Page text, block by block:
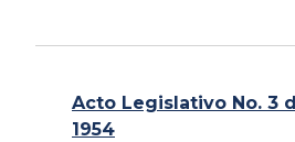
Acto Legislativo No. 3
1954